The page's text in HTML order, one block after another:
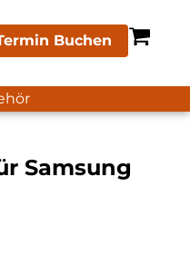
Buchen
Samsung